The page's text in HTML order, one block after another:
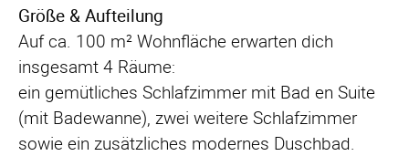
Größe & Aufteilung
Auf ca. 100 m² Wohnfläche erwarten dich
insgesamt 4 Räume:
ein gemütliches Schlafzimmer mit Bad en Suite
(mit Badewanne), zwei weitere Schlafzimmer
sowie ein zusätzliches modernes Duschbad.